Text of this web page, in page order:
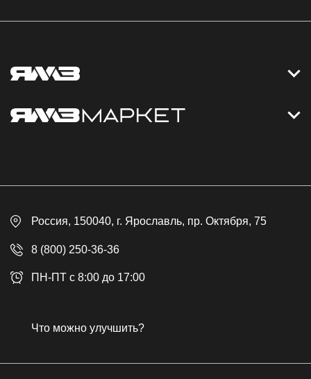
Контакты
Доставка
Контакты
Гарантия
Публичная оферта
Россия, 150040, г. Ярославль, пр. Октября, 75
8 (800) 250-36-36
ПН-ПТ с 8:00 до 17:00
Что можно улучшить?